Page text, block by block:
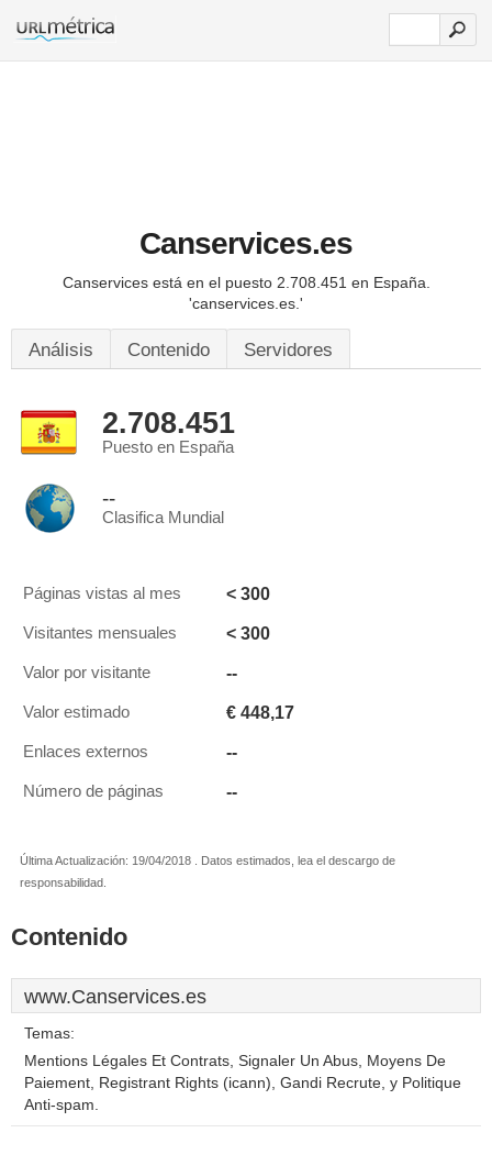
Canservices.es
Canservices está en el puesto 2.708.451 en España.
'canservices.es.'
Análisis Contenido Servidores
2.708.451
Puesto en España
--
Clasifica Mundial
Páginas vistas al mes < 300
Visitantes mensuales < 300
Valor por visitante --
Valor estimado € 448,17
Enlaces externos --
Número de páginas --
Última Actualización: 19/04/2018 . Datos estimados, lea el descargo de
responsabilidad.
Contenido
www.Canservices.es
Temas:
Mentions Légales Et Contrats, Signaler Un Abus, Moyens De
Paiement, Registrant Rights (icann), Gandi Recrute, y Politique
Anti-spam.